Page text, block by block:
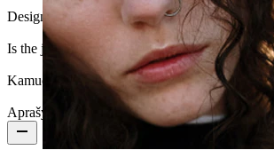
Design:Round
Is the jewelry coated?: Yes, the whole jewelry
Kamuoliuko dydis: 3 mm
Aprašymas